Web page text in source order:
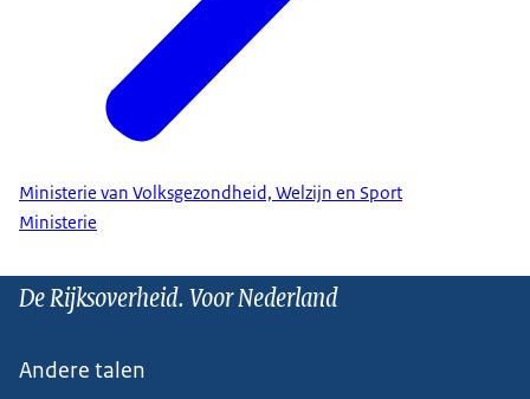
Ministerie van Volksgezondheid, Welzijn en Sport
Ministerie
De Rijksoverheid. Voor Nederland
Andere talen